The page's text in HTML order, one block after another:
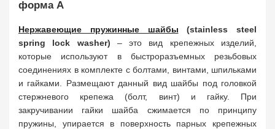
форма A
Нержавеющие пружинные шайбы (stainless steel
spring lock washer) – это вид крепежных изделий,
которые используют в быстроразъемных резьбовых
соединениях в комплекте с болтами, винтами, шпильками
и гайками. Размещают данный вид шайбы под головкой
стержневого крепежа (болт, винт) и гайку. При
закручивании гайки шайба сжимается по принципу
пружины, упирается в поверхность парных крепежных